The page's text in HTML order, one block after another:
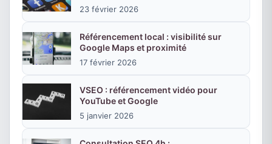
23 février 2026
Référencement local : visibilité sur
Google Maps et proximité
17 février 2026
VSEO : référencement vidéo pour
YouTube et Google
5 janvier 2026